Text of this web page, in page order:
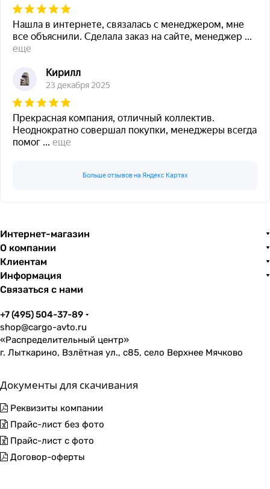
Нашла в интернете, связалась с менеджером, мне
все объяснили. Сделала заказ на сайте, менеджер ...
еще
Кирилл
23 декабря 2025
Прекрасная компания, отличный коллектив.
Неоднократно совершал покупки, менеджеры всегда
помог ... еще
Больше отзывов на Яндекс Картах
Интернет-магазин
О компании
Клиентам
Информация
Связаться с нами
+7 (495) 504-37-89
shop@cargo-avto.ru
«Распределительный центр»
г. Лыткарино, Взлётная ул., с85, село Верхнее Мячково
Документы для скачивания
Реквизиты компании
Прайс-лист без фото
Прайс-лист с фото
Договор-оферты